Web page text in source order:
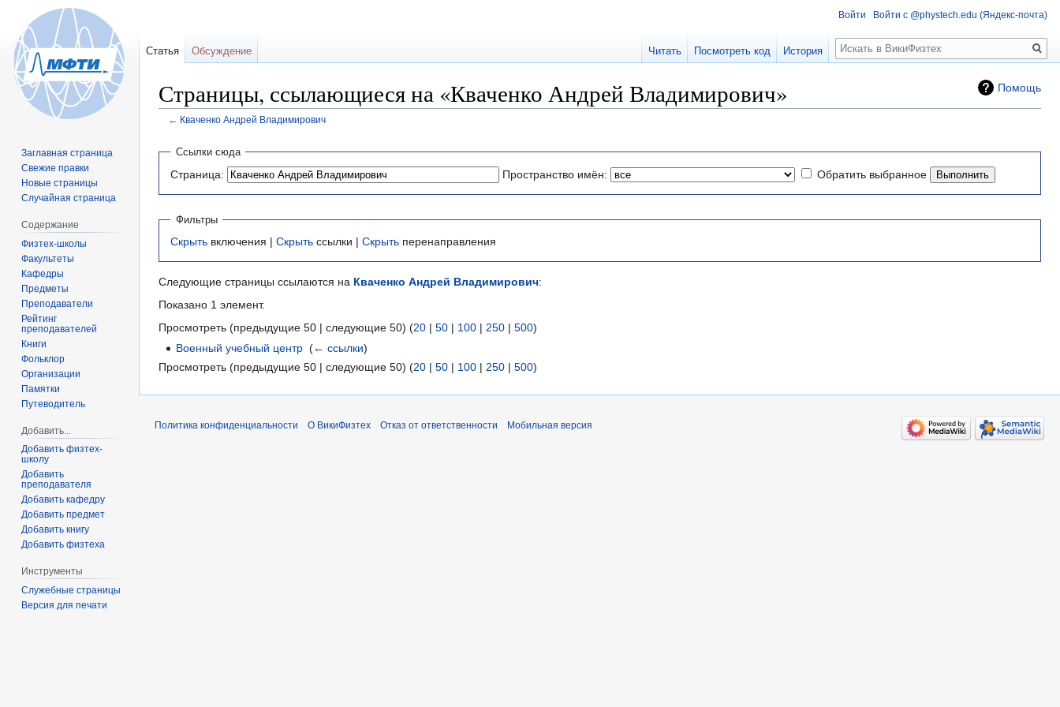
Помощь
Страницы, ссылающиеся на «Кваченко Андрей Владимирович»
← Кваченко Андрей Владимирович
Перейти
навигации
Перейти
поиску
Ссылки сюда
Страница: Пространство имён: Обратить выбранное
Фильтры
Скрыть включения | Скрыть ссылки | Скрыть перенаправления
Следующие страницы ссылаются на Кваченко Андрей Владимирович:
Показано 1 элемент.
Просмотреть (предыдущие 50 | следующие 50) (20 | 50 | 100 | 250 | 500)
Военный учебный центр ‎(← ссылки)
Просмотреть (предыдущие 50 | следующие 50) (20 | 50 | 100 | 250 | 500)
Войти Войти с @phystech.edu (Яндекс-почта)
Статья Обсуждение Читать Посмотреть код История
Поиск
Заглавная страница
Свежие правки
Новые страницы
Случайная страница
Содержание
Физтех-школы
Факультеты
Кафедры
Предметы
Преподаватели
Рейтинг
преподавателей
Книги
Фольклор
Организации
Памятки
Путеводитель
Добавить...
Добавить физтех-
школу
Добавить
преподавателя
Добавить кафедру
Добавить предмет
Добавить книгу
Добавить физтеха
Инструменты
Служебные страницы
Версия для печати
Политика конфиденциальности О ВикиФизтех Отказ от ответственности Мобильная версия